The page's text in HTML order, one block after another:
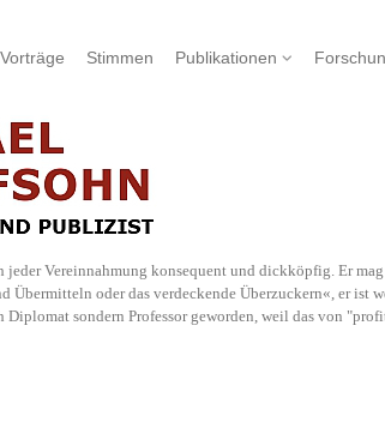
Vorträge Stimmen Publikationen
jeder Vereinnahmung konsequent und dickköpfig. Er
Übermitteln oder das verdeckende Überzuckern«, er ist
Diplomat sondern Professor geworden, weil das von